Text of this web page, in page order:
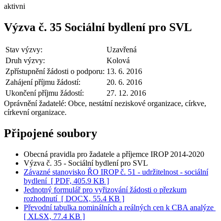
aktivni
Výzva č. 35 Sociální bydlení pro SVL
Stav výzvy:
Uzavřená
Druh výzvy:
Kolová
Zpřístupnění žádosti o podporu: 13. 6. 2016
Zahájení příjmu žádostí:
20. 6. 2016
Ukončení příjmu žádostí:
27. 12. 2016
Oprávnění žadatelé: Obce, nestátní neziskové organizace, církve,
církevní organizace.
Připojené soubory
Obecná pravidla pro žadatele a příjemce IROP 2014-2020
Výzva č. 35 - Sociální bydlení pro SVL
Závazné stanovisko ŘO IROP č. 51 - udržitelnost - sociální
bydlení [ PDF, 405.9 KB ]
Jednotný formulář pro vyřizování žádosti o přezkum
rozhodnutí [ DOCX, 55.4 KB ]
Převodní tabulka nominálních a reálných cen k CBA analýze
[ XLSX, 77.4 KB ]